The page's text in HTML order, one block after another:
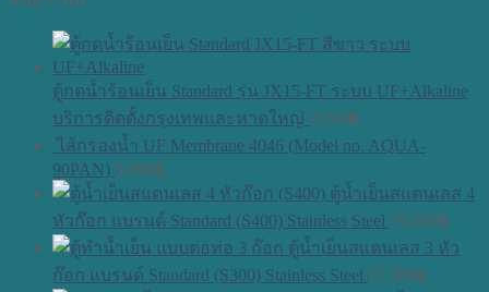
ตู้กดน้ำร้อนเย็น Standard รุ่น JX15-FT ระบบ UF+Alkaline
บริการติดตั้งกรุงเทพและหาดใหญ่ 9,240฿
ไส้กรองน้ำ UF Membrane 4046 (Model no. AQUA-
90PAN) 5,490฿
ตู้น้ำเย็นสแตนเลส 4
หัวก๊อก แบรนด์ Standard (S400) Stainless Steel 19,500฿
ตู้น้ำเย็นสแตนเลส 3 หัว
ก๊อก แบรนด์ Standard (S300) Stainless Steel 17,500฿